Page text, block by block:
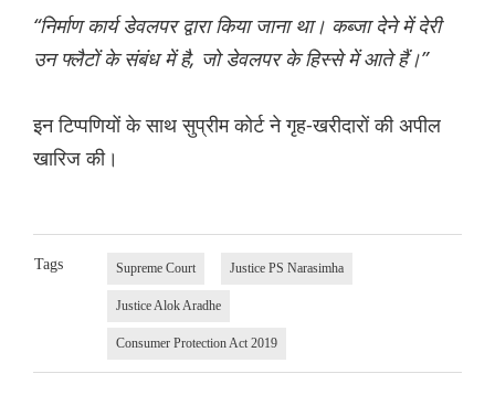
“निर्माण कार्य डेवलपर द्वारा किया जाना था। कब्जा देने में देरी
उन फ्लैटों के संबंध में है, जो डेवलपर के हिस्से में आते हैं।”
इन टिप्पणियों के साथ सुप्रीम कोर्ट ने गृह-खरीदारों की अपील
खारिज की।
Tags Supreme Court Justice PS Narasimha
Justice Alok Aradhe
Consumer Protection Act 2019